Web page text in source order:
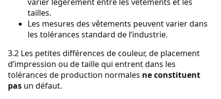
tailles.
Les mesures des vêtements peuvent varier dans
les tolérances standard de l’industrie.
3.2 Les petites différences de couleur, de placement
d’impression ou de taille qui entrent dans les
tolérances de production normales ne constituent
pas un défaut.